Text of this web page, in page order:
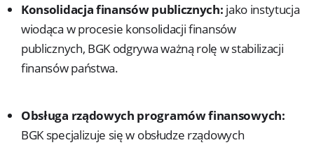
Konsolidacja finansów publicznych: jako instytucja
wiodąca w procesie konsolidacji finansów
publicznych, BGK odgrywa ważną rolę w stabilizacji
finansów państwa.
Obsługa rządowych programów finansowych:
BGK specjalizuje się w obsłudze rządowych